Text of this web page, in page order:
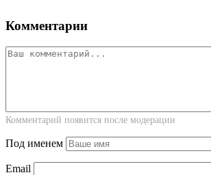
Комментарии
Комментарий появится после модерации
Под именем
Email